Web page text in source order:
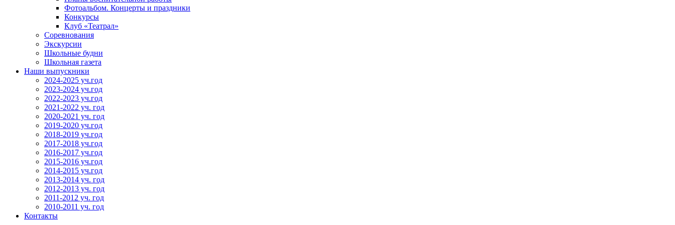
Фотоальбом. Концерты и праздники
Конкурсы
Клуб «Театрал»
Соревнования
Экскурсии
Школьные будни
Школьная газета
Наши выпускники
2024-2025 уч.год
2023-2024 уч.год
2022-2023 уч.год
2021-2022 уч. год
2020-2021 уч. год
2019-2020 уч.год
2018-2019 уч.год
2017-2018 уч.год
2016-2017 уч.год
2015-2016 уч.год
2014-2015 уч.год
2013-2014 уч. год
2012-2013 уч. год
2011-2012 уч. год
2010-2011 уч. год
Контакты